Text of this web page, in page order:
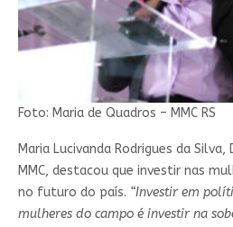
Foto: Maria de Quadros – MMC RS
Maria Lucivanda Rodrigues da
MMC, destacou que investir nas
no futuro do país. “Investir em
mulheres do campo é investir na